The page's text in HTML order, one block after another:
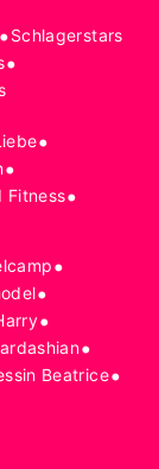
•Schlagerstars
•
•
•
Fitness•
•
•
•
•
Beatrice•